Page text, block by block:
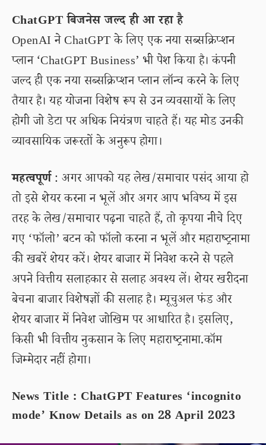
ChatGPT बिजनेस जल्द ही आ रहा है
OpenAI ने ChatGPT के लिए एक नया सब्सक्रिप्शन
प्लान ‘ChatGPT Business’ भी पेश किया है। कंपनी
जल्द ही एक नया सब्सक्रिप्शन प्लान लॉन्च करने के लिए
तैयार है। यह योजना विशेष रूप से उन व्यवसायों के लिए
होगी जो डेटा पर अधिक नियंत्रण चाहते हैं। यह मोड उनकी
व्यावसायिक जरूरतों के अनुरूप होगा।
महत्वपूर्ण: अगर आपको यह लेख/समाचार पसंद आया हो
तो इसे शेयर करना न भूलें और अगर आप भविष्य में इस
तरह के लेख/समाचार पढ़ना चाहते हैं, तो कृपया नीचे दिए
गए ‘फॉलो’ बटन को फॉलो करना न भूलें और महाराष्ट्रनामा
की खबरें शेयर करें। शेयर बाजार में निवेश करने से पहले
अपने वित्तीय सलाहकार से सलाह अवश्य लें। शेयर खरीदना
बेचना बाजार विशेषज्ञों की सलाह है। म्यूचुअल फंड और
शेयर बाजार में निवेश जोखिम पर आधारित है। इसलिए,
किसी भी वित्तीय नुकसान के लिए महाराष्ट्रनामा.कॉम
जिम्मेदार नहीं होगा।
News Title : ChatGPT Features ‘incognito
mode’ Know Details as on 28 April 2023